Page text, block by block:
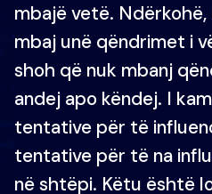
mbajë vetë.
mbaj unë qëndrimet i
shoh që nuk mbanj
andej apo këndej. I
tentative për të
tentative për të na
në shtëpi. Këtu është